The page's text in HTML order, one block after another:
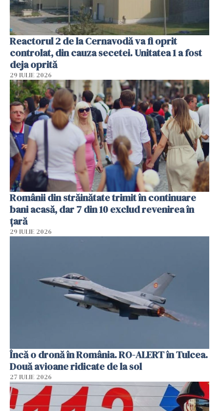
Reactorul 2 de la Cernavodă va fi oprit
controlat, din cauza secetei. Unitatea 1 a fost
deja oprită
29 IULIE 2026
Românii din străinătate trimit în continuare
bani acasă, dar 7 din 10 exclud revenirea în
țară
29 IULIE 2026
Încă o dronă în România. RO-ALERT în Tulcea.
Două avioane ridicate de la sol
27 IULIE 2026